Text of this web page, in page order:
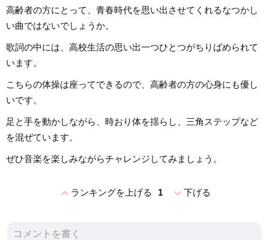
高齢者の方にとって、青春時代を思い出させてくれるなつかし
い曲ではないでしょうか。
歌詞の中には、高校生活の思い出一つひとつがちりばめられて
います。
こちらの体操は座ってできるので、高齢者の方の心身にも優し
いです。
足と手を動かしながら、時おり体を揺らし、三角ステップなど
を混ぜています。
ぜひ音楽を楽しみながらチャレンジしてみましょう。
expand_lessランキングを上げる 1 expand_more下げる